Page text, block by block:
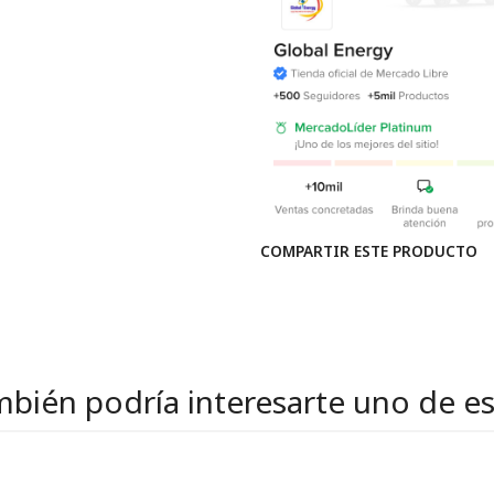
COMPARTIR ESTE PRODUCTO
podría interesarte uno de